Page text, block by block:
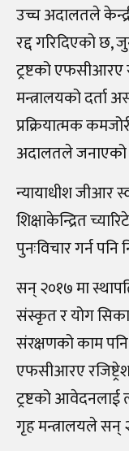
उच्च अदालतले
रद्द गरिदिएको छ,
ट्रष्टको एफसीआरए
मन्त्रालयको दर्ता
प्रक्रियात्मक
अदालतले जनाएको
न्यायाधीश जीआर
शिक्षाकेन्द्रित
पुनःविचार गर्न
सन्‌ २०१७ मा
संस्कृत र योग
संरक्षणको काम
एफसीआरए
ट्रष्टको आवेदनलाई
गृह मन्त्रालयले सन्‌